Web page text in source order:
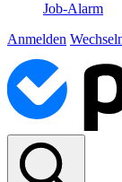
Job-Alarm
Anmelden